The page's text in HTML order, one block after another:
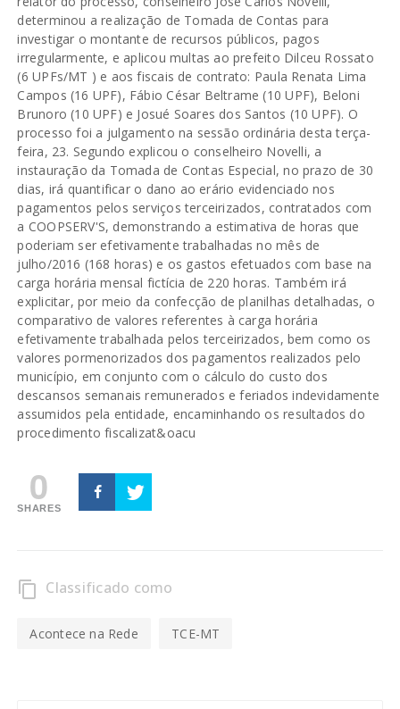
determinou a realização de Tomada de Contas para
investigar o montante de recursos públicos, pagos
irregularmente, e aplicou multas ao prefeito Dilceu Rossato
(6 UPFs/MT ) e aos fiscais de contrato: Paula Renata Lima
Campos (16 UPF), Fábio César Beltrame (10 UPF), Beloni
Brunoro (10 UPF) e Josué Soares dos Santos (10 UPF). O
processo foi a julgamento na sessão ordinária desta terça-
feira, 23. Segundo explicou o conselheiro Novelli, a
instauração da Tomada de Contas Especial, no prazo de 30
dias, irá quantificar o dano ao erário evidenciado nos
pagamentos pelos serviços terceirizados, contratados com
a COOPSERV'S, demonstrando a estimativa de horas que
poderiam ser efetivamente trabalhadas no mês de
julho/2016 (168 horas) e os gastos efetuados com base na
carga horária mensal fictícia de 220 horas. Também irá
explicitar, por meio da confecção de planilhas detalhadas, o
comparativo de valores referentes à carga horária
efetivamente trabalhada pelos terceirizados, bem como os
valores pormenorizados dos pagamentos realizados pelo
município, em conjunto com o cálculo do custo dos
descansos semanais remunerados e feriados indevidamente
assumidos pela entidade, encaminhando os resultados do
procedimento fiscalizat&oacu
0
SHARES
content_copy Classificado como
Acontece na Rede TCE-MT